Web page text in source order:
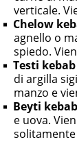
verticale.
Chelow
agnello o
spiedo.
Testi kebab
di argilla
manzo e
Beyti kebab
e uova.